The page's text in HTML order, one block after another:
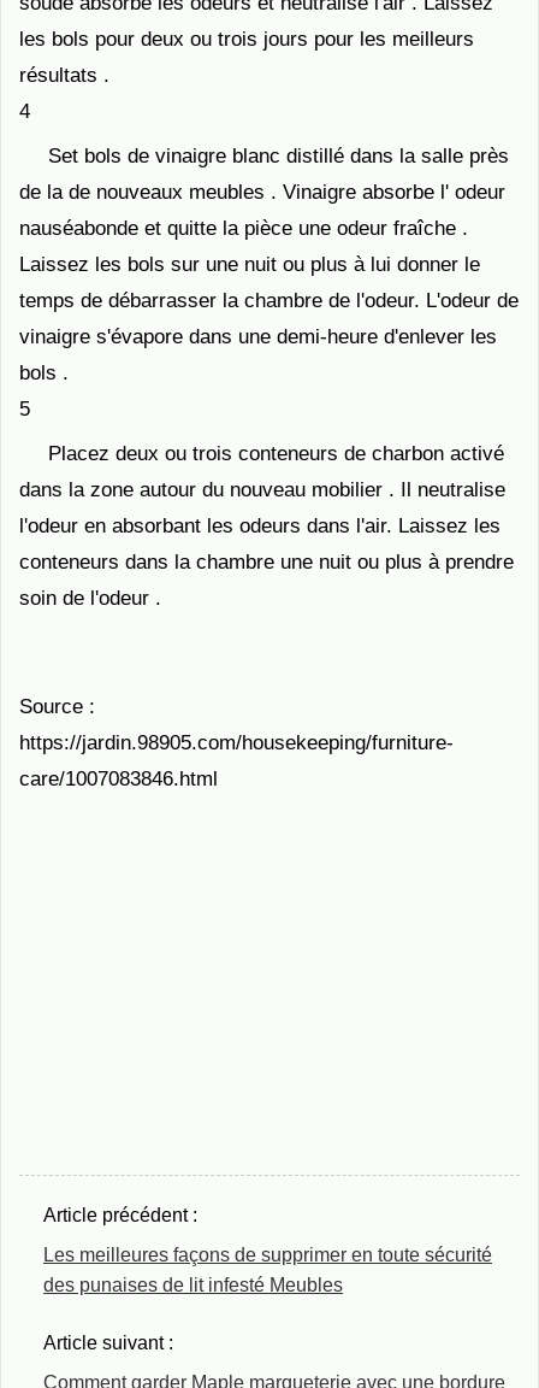
les bols pour deux ou trois jours pour les meilleurs
résultats .
4
Set bols de vinaigre blanc distillé dans la salle près
de la de nouveaux meubles . Vinaigre absorbe l' odeur
nauséabonde et quitte la pièce une odeur fraîche .
Laissez les bols sur une nuit ou plus à lui donner le
temps de débarrasser la chambre de l'odeur. L'odeur de
vinaigre s'évapore dans une demi-heure d'enlever les
bols .
5
Placez deux ou trois conteneurs de charbon activé
dans la zone autour du nouveau mobilier . Il neutralise
l'odeur en absorbant les odeurs dans l'air. Laissez les
conteneurs dans la chambre une nuit ou plus à prendre
soin de l'odeur .
Source :
https://jardin.98905.com/housekeeping/furniture-
care/1007083846.html
Article précédent :
Les meilleures façons de supprimer en toute sécurité
des punaises de lit infesté Meubles
Article suivant :
Comment garder Maple marqueterie avec une bordure